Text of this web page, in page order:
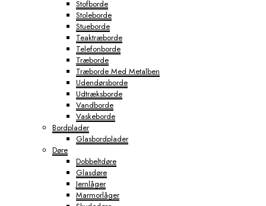
Stofborde
Stoleborde
Stueborde
Teaktræborde
Telefonborde
Træborde
Træborde Med Metalben
Udendørsborde
Udtræksborde
Vandborde
Vaskeborde
Bordplader
Glasbordplader
Døre
Dobbeltdøre
Glasdøre
Jernlåger
Marmorlåger